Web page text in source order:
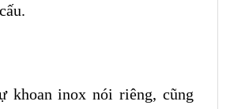
khoan inox nói riêng, cũng